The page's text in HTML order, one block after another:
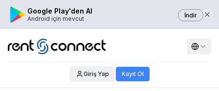
Google Play'den Al
Android için mevcut İndir
Giriş Yap Kayıt Ol